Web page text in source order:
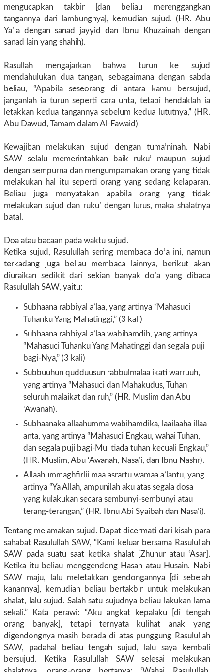
mengucapkan takbir [dan beliau merenggangkan
tangannya dari lambungnya], kemudian sujud. (HR. Abu
Ya’la dengan sanad jayyid dan Ibnu Khuzainah dengan
sanad lain yang shahih).
Rasullah mengajarkan bahwa turun ke sujud
mendahulukan dua tangan, sebagaimana dengan sabda
beliau, “Apabila seseorang di antara kamu bersujud,
janganlah ia turun seperti cara unta, tetapi hendaklah ia
letakkan kedua tangannya sebelum kedua lututnya,” (HR.
Abu Dawud, Tamam dalam Al-Fawaid).
Kewajiban melakukan sujud dengan tuma’ninah. Nabi
SAW selalu memerintahkan baik ruku’ maupun sujud
dengan sempurna dan mengumpamakan orang yang tidak
melakukan hal itu seperti orang yang sedang kelaparan.
Beliau juga menyatakan apabila orang yang tidak
melakukan sujud dan ruku’ dengan lurus, maka shalatnya
batal.
Doa atau bacaan pada waktu sujud.
Ketika sujud, Rasulullah sering membaca do’a ini, namun
terkadang juga beliau membaca lainnya, berikut akan
diuraikan sedikit dari sekian banyak do’a yang dibaca
Rasulullah SAW, yaitu:
Subhaana rabbiyal a’laa, yang artinya “Mahasuci
Tuhanku Yang Mahatinggi,” (3 kali)
Subhaana rabbiyal a’laa wabihamdih, yang artinya
“Mahasuci Tuhanku Yang Mahatinggi dan segala puji
bagi-Nya,” (3 kali)
Subbuuhun qudduusun rabbulmalaa ikati warruuh,
yang artinya “Mahasuci dan Mahakudus, Tuhan
seluruh malaikat dan ruh,” (HR. Muslim dan Abu
‘Awanah).
Subhaanaka allaahumma wabihamdika, laailaaha illaa
anta, yang artinya “Mahasuci Engkau, wahai Tuhan,
dan segala puji bagi-Mu, tiada tuhan kecuali Engkau,”
(HR. Muslim, Abu ‘Awanah, Nasa’i, dan Ibnu Nashr).
Allaahummaghfirlii maa asrartu wamaa a’lantu, yang
artinya “Ya Allah, ampunilah aku atas segala dosa
yang kulakukan secara sembunyi-sembunyi atau
terang-terangan,” (HR. Ibnu Abi Syaibah dan Nasa’i).
Tentang melamakan sujud. Dapat dicermati dari kisah para
sahabat Rasulullah SAW, “Kami keluar bersama Rasulullah
SAW pada suatu saat ketika shalat [Zhuhur atau ‘Asar].
Ketika itu beliau menggendong Hasan atau Husain. Nabi
SAW maju, lalu meletakkan gendongannya [di sebelah
kanannya], kemudian beliau bertakbir untuk melakukan
shalat, lalu sujud. Salah satu sujudnya beliau lakukan lama
sekali.” Kata perawi: “Aku angkat kepalaku [di tengah
orang banyak], tetapi ternyata kulihat anak yang
digendongnya masih berada di atas punggung Rasulullah
SAW, padahal beliau tengah sujud, lalu saya kembali
bersujud. Ketika Rasulullah SAW selesai melakukan